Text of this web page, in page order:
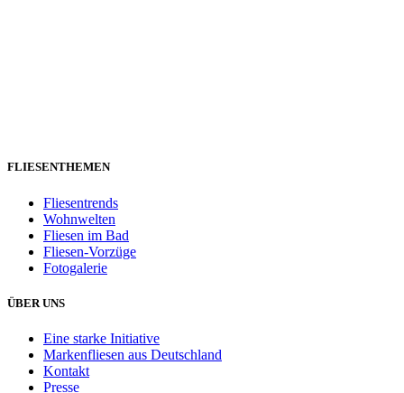
FLIESENTHEMEN
Fliesentrends
Wohnwelten
Fliesen im Bad
Fliesen-Vorzüge
Fotogalerie
ÜBER UNS
Eine starke Initiative
Markenfliesen aus Deutschland
Kontakt
Presse